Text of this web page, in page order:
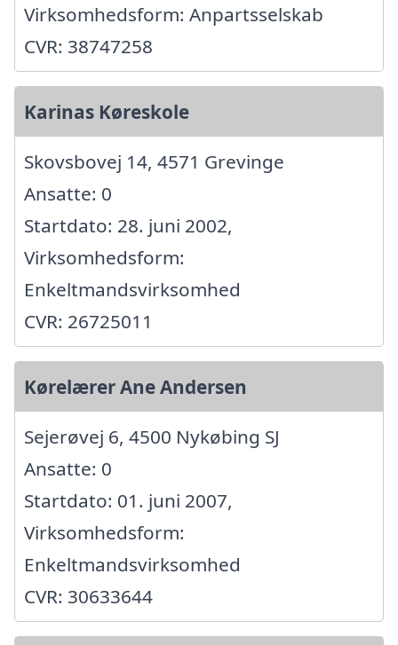
Virksomhedsform: Anpartsselskab
CVR: 38747258
Karinas Køreskole
Skovsbovej 14, 4571 Grevinge
Ansatte: 0
Startdato: 28. juni 2002,
Virksomhedsform:
Enkeltmandsvirksomhed
CVR: 26725011
Kørelærer Ane Andersen
Sejerøvej 6, 4500 Nykøbing SJ
Ansatte: 0
Startdato: 01. juni 2007,
Virksomhedsform:
Enkeltmandsvirksomhed
CVR: 30633644